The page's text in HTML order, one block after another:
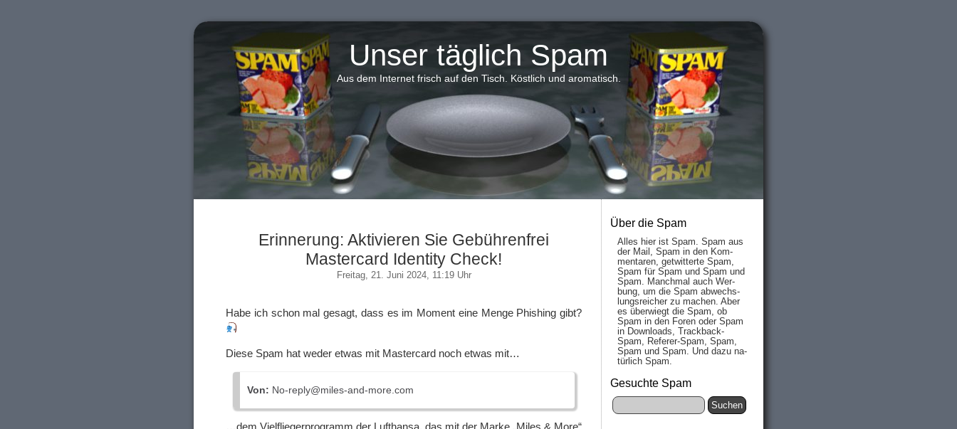
Unser täglich Spam
Aus dem Internet frisch auf den Tisch. Köstlich und aromatisch.
Erinnerung: Aktivieren Sie Gebührenfrei
Mastercard Identity Check!
Freitag, 21. Juni 2024, 11:19 Uhr
Habe ich schon mal gesagt, dass es im Moment eine Menge Phishing gibt?
Diese Spam hat weder etwas mit Mastercard noch etwas mit…
Von: No-reply@miles-and-more.com
…dem Vielfliegerprogramm der Lufthansa, das mit der Marke „Miles & More“
Über die Spam
Alles hier ist Spam. Spam aus
der Mail, Spam in den Kom­
men­taren, ge­twit­ter­te Spam,
Spam für Spam und Spam und
Spam. Manch­mal auch Wer­
bung, um die Spam ab­wechs­
lungs­reich­er zu mach­en. Aber
es über­wiegt die Spam, ob
Spam in den Fo­ren oder Spam
in Down­loads, Track­back-
Spam, Re­fe­rer-Spam, Spam,
Spam und Spam. Und da­zu na­
tür­lich Spam.
Gesuchte Spam